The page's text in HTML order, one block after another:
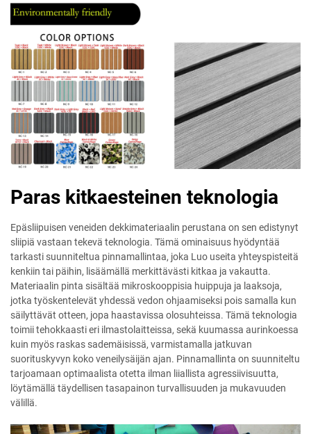
Paras kitkaesteinen teknologia
Epäsliipuisen veneiden dekkimateriaalin perustana on sen edistynyt
sliipiä vastaan tekevä teknologia. Tämä ominaisuus hyödyntää
tarkasti suunniteltua pinnamallintaa, joka Luo useita yhteyspisteitä
kenkiin tai päihin, lisäämällä merkittävästi kitkaa ja vakautta.
Materiaalin pinta sisältää mikroskooppisia huippuja ja laaksoja,
jotka työskentelevät yhdessä vedon ohjaamiseksi pois samalla kun
säilyttävät otteen, jopa haastavissa olosuhteissa. Tämä teknologia
toimii tehokkaasti eri ilmastolaitteissa, sekä kuumassa aurinkoessa
kuin myös raskas sademäisissä, varmistamalla jatkuvan
suorituskyvyn koko veneilysäijän ajan. Pinnamallinta on suunniteltu
tarjoamaan optimaalista otetta ilman liiallista agressiivisuutta,
löytämällä täydellisen tasapainon turvallisuuden ja mukavuuden
välillä.